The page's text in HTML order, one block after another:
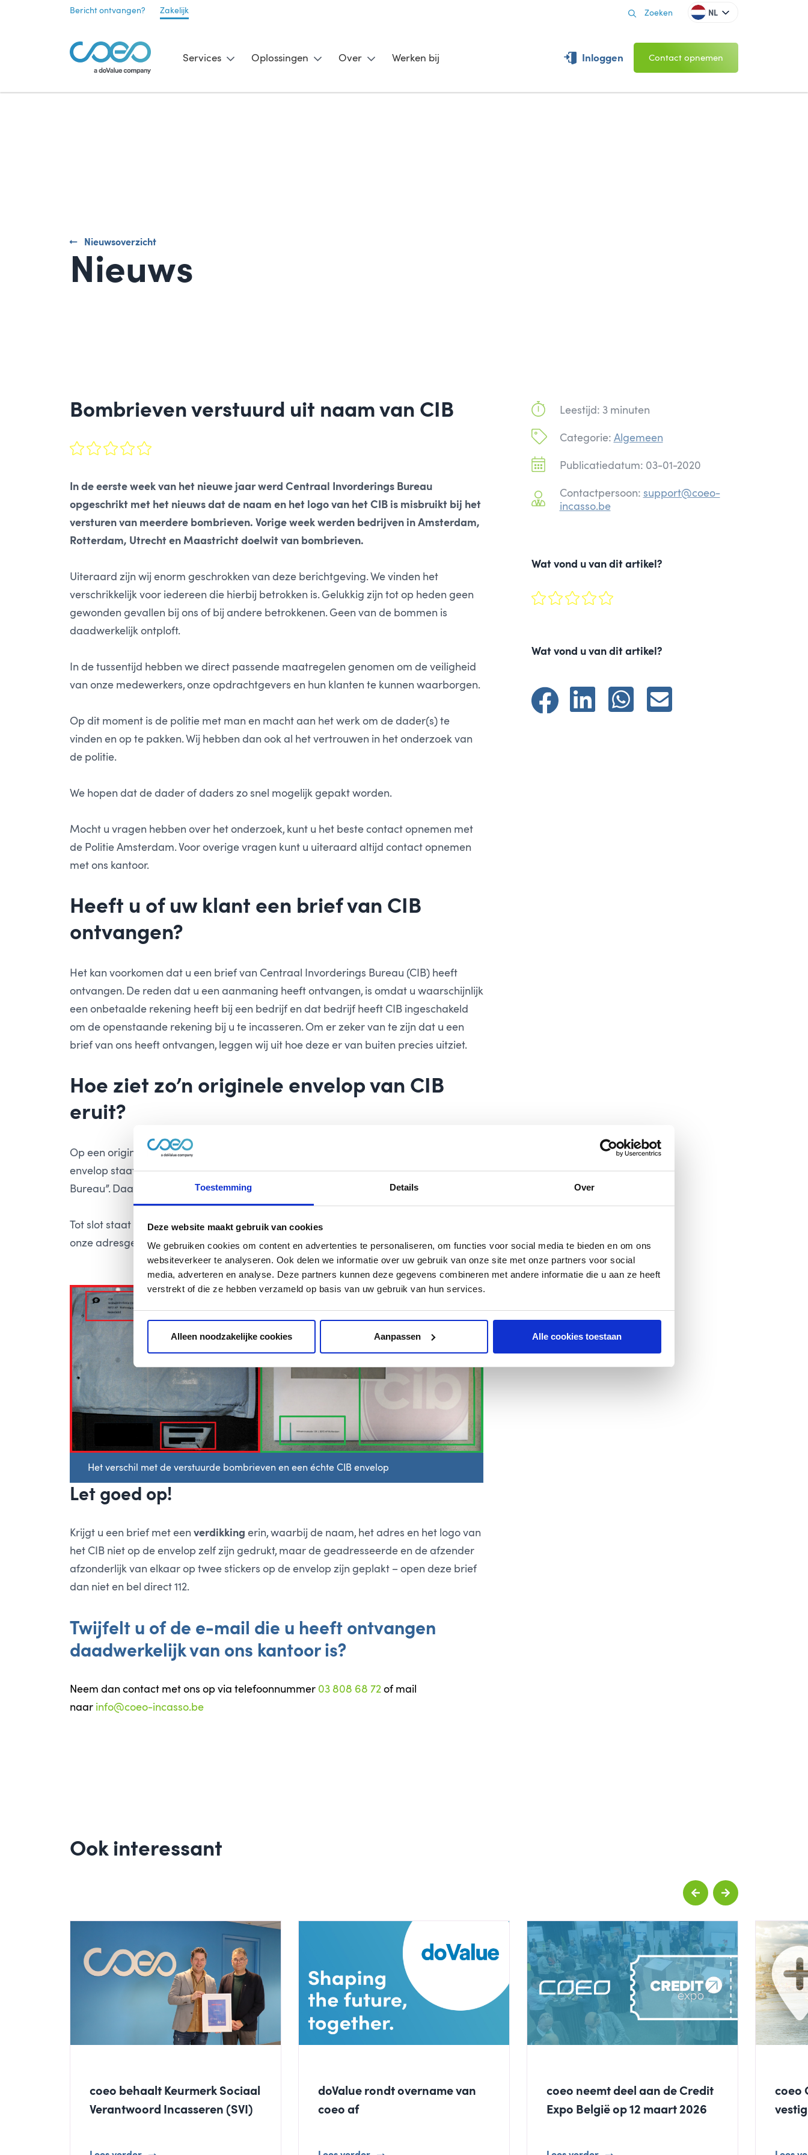
Toestemming Details Over
Deze website maakt gebruik van cookies
We gebruiken cookies om content en advertenties te personaliseren, om functies voor social media te bieden en om ons
websiteverkeer te analyseren. Ook delen we informatie over uw gebruik van onze site met onze partners voor social
media, adverteren en analyse. Deze partners kunnen deze gegevens combineren met andere informatie die u aan ze heeft
verstrekt of die ze hebben verzameld op basis van uw gebruik van hun services.
Alleen noodzakelijke cookies Aanpassen Alle cookies toestaan
Bericht ontvangen? Zakelijk NL
Services Oplossingen Over Werken bij Inloggen Contact opnemen
Nieuwsoverzicht
Nieuws
Bombrieven verstuurd uit naam van CIB
In de eerste week van het nieuwe jaar werd Centraal Invorderings Bureau
opgeschrikt met het nieuws dat de naam en het logo van het CIB is misbruikt bij het
versturen van meerdere bombrieven. Vorige week werden bedrijven in Amsterdam,
Rotterdam, Utrecht en Maastricht doelwit van bombrieven.
Uiteraard zijn wij enorm geschrokken van deze berichtgeving. We vinden het
verschrikkelijk voor iedereen die hierbij betrokken is. Gelukkig zijn tot op heden geen
gewonden gevallen bij ons of bij andere betrokkenen. Geen van de bommen is
daadwerkelijk ontploft.
In de tussentijd hebben we direct passende maatregelen genomen om de veiligheid
van onze medewerkers, onze opdrachtgevers en hun klanten te kunnen waarborgen.
Op dit moment is de politie met man en macht aan het werk om de dader(s) te
vinden en op te pakken. Wij hebben dan ook al het vertrouwen in het onderzoek van
de politie.
We hopen dat de dader of daders zo snel mogelijk gepakt worden.
Mocht u vragen hebben over het onderzoek, kunt u het beste contact opnemen met
de Politie Amsterdam. Voor overige vragen kunt u uiteraard altijd contact opnemen
met ons kantoor.
Heeft u of uw klant een brief van CIB
ontvangen?
Het kan voorkomen dat u een brief van Centraal Invorderings Bureau (CIB) heeft
ontvangen. De reden dat u een aanmaning heeft ontvangen, is omdat u waarschijnlijk
een onbetaalde rekening heeft bij een bedrijf en dat bedrijf heeft CIB ingeschakeld
om de openstaande rekening bij u te incasseren. Om er zeker van te zijn dat u een
brief van ons heeft ontvangen, leggen wij uit hoe deze er van buiten precies uitziet.
Hoe ziet zo’n originele envelop van CIB
eruit?
Op een originele envelop van CIB staat ons logo tweemaal bedrukt. Linksboven op de
envelop staat ons volledige logo, inclusief beeldmerk en “Centraal Invorderings
Bureau”. Daarbij staat ons beeldmerk groot licht gedrukt, rechtsonder.
Tot slot staat links onderaan op de envelop een groenblauwe lijn, met rechts daarvan
onze adresgegevens: Wilhelminakade 159, 3072 AP Rotterdam
Het verschil met de verstuurde bombrieven en een échte CIB envelop
Let goed op!
Krijgt u een brief met een verdikking erin, waarbij de naam, het adres en het logo van
het CIB niet op de envelop zelf zijn gedrukt, maar de geadresseerde en de afzender
afzonderlijk van elkaar op twee stickers op de envelop zijn geplakt – open deze brief
dan niet en bel direct 112.
Twijfelt u of de e-mail die u heeft ontvangen
daadwerkelijk van ons kantoor is?
Neem dan contact met ons op via telefoonnummer 03 808 68 72of mail
naar info@coeo-incasso.be
Leestijd: 3 minuten
Categorie: Algemeen
Publicatiedatum: 03-01-2020
Contactpersoon: support@coeo-
incasso.be
Wat vond u van dit artikel?
Wat vond u van dit artikel?
Ook interessant
coeo behaalt Keurmerk Sociaal
Verantwoord Incasseren (SVI)
doValue rondt overname van
coeo af
coeo neemt deel aan de Credit
Expo België op 12 maart 2026
coeo